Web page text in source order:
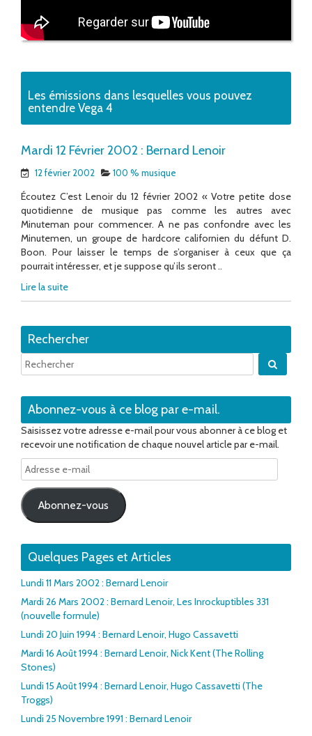
Les émissions dans lesquelles vous pouvez
entendre Vega 4
Mardi 12 Février 2002 : Bernard Lenoir
12 février 2002 100 % musique
Écoutez C’est Lenoir du 12 février 2002 « Votre petite dose
quotidienne de musique pas comme les autres avec
Minuteman pour commencer. A ne pas confondre avec les
Minutemen, un groupe de hardcore californien du défunt D.
Boon. Pour laisser le temps de s’organiser à ceux que ça
pourrait intéresser, et je suppose qu’ils seront ..
Lire la suite
Rechercher
Abonnez-vous à ce blog par e-mail.
Saisissez votre adresse e-mail pour vous abonner à ce blog et
recevoir une notification de chaque nouvel article par e-mail.
Adresse
e-
mail
Abonnez-vous
Quelques Pages et Articles
Lundi 11 Mars 2002 : Bernard Lenoir
Mardi 26 Mars 2002 : Bernard Lenoir, Les Inrockuptibles 331
(nouvelle formule)
Lundi 20 Juin 1994 : Bernard Lenoir, Hugo Cassavetti
Mardi 16 Août 1994 : Bernard Lenoir, Nick Kent (The Rolling
Stones)
Lundi 15 Août 1994 : Bernard Lenoir, Hugo Cassavetti (The
Troggs)
Lundi 25 Novembre 1991 : Bernard Lenoir